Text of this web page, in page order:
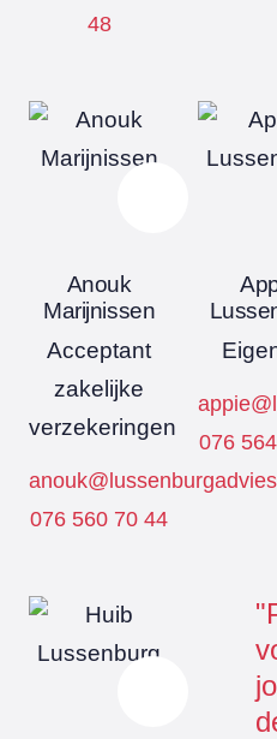
48
Anouk
Marijnissen
Acceptant
zakelijke
verzekeringen
076 560 70 44
076